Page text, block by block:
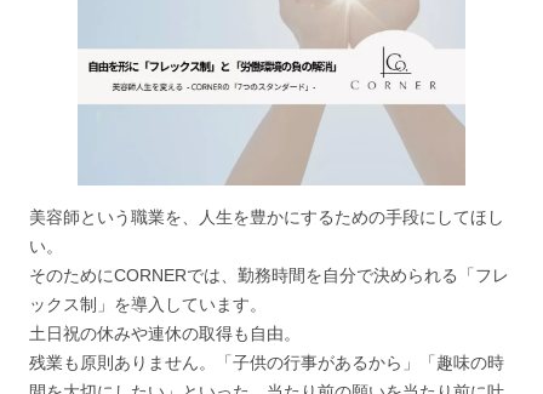
美容師という職業を、人生を豊かにするための手段にしてほし
い。
そのためにCORNERでは、勤務時間を自分で決められる「フレ
ックス制」を導入しています。
土日祝の休みや連休の取得も自由。
残業も原則ありません。「子供の行事があるから」「趣味の時